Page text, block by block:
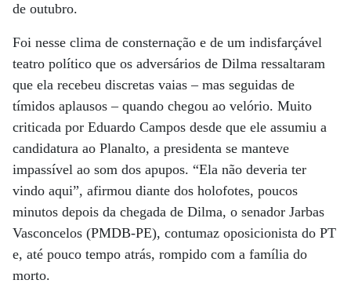
de outubro.
Foi nesse clima de consternação e de um indisfarçável
teatro político que os adversários de Dilma ressaltaram
que ela recebeu discretas vaias – mas seguidas de
tímidos aplausos – quando chegou ao velório. Muito
criticada por Eduardo Campos desde que ele assumiu a
candidatura ao Planalto, a presidenta se manteve
impassível ao som dos apupos. “Ela não deveria ter
vindo aqui”, afirmou diante dos holofotes, poucos
minutos depois da chegada de Dilma, o senador Jarbas
Vasconcelos (PMDB-PE), contumaz oposicionista do PT
e, até pouco tempo atrás, rompido com a família do
morto.